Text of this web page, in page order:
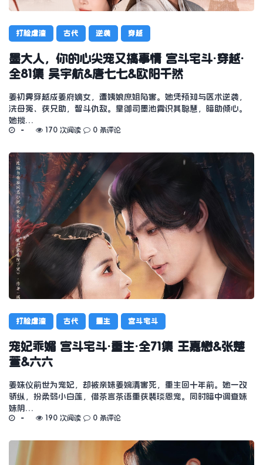
打脸虐渣 古代 逆袭 穿越
墨大人，你的心尖宠又搞事情 宫斗宅斗·穿越·
全81集 吴宇航&唐七七&欧阳千然
姜初霁穿越成姜府嫡女，遭姨娘庶姐陷害。她凭预知与医术逆袭，
洗母冤、获兄助，智斗仇敌。皇御司墨池霄识其聪慧，暗助倾心。
她搅…
170 次阅读 0 条评论
打脸虐渣 古代 重生 宫斗宅斗
宠妃乖媚 宫斗宅斗·重生·全71集 王嘉懋&张楚
萱&六六
姜姝仪前世为宠妃，却被亲妹姜婉清害死，重生回十年前。她一改
骄纵，扮柔弱小白莲，借茶言茶语重获裴琰恩宠。同时暗中调查妹
妹阴…
190 次阅读 0 条评论